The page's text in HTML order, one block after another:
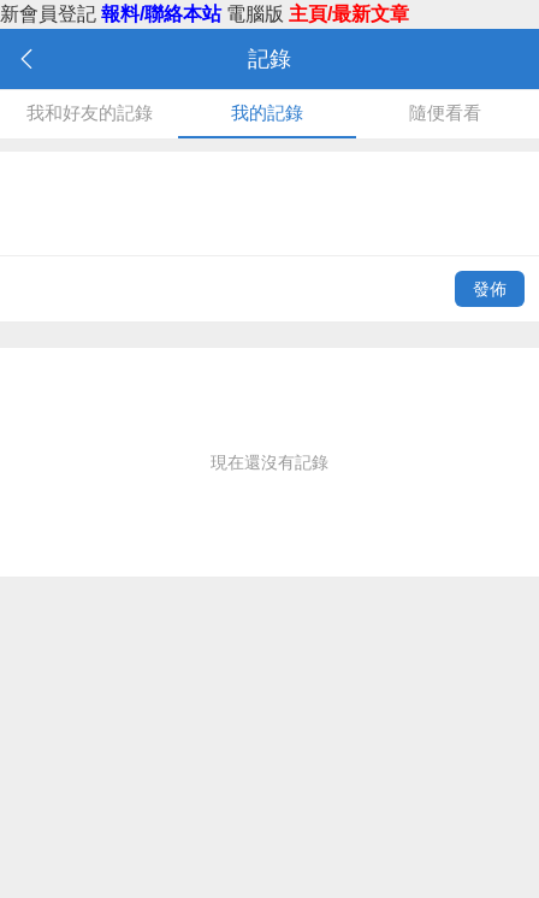
新會員登記 報料/聯絡本站 電腦版 主頁/最新文章
記錄
我和好友的記錄 我的記錄 隨便看看
發佈
現在還沒有記錄